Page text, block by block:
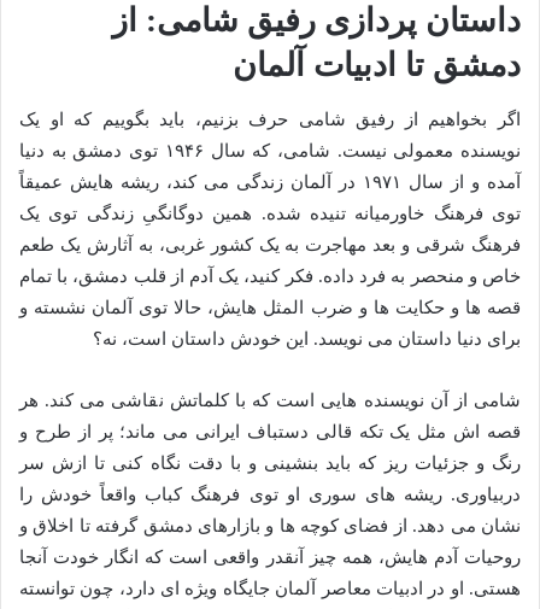
داستان پردازی رفیق شامی: از
دمشق تا ادبیات آلمان
اگر بخواهیم از رفیق شامی حرف بزنیم، باید بگوییم که او یک
نویسنده معمولی نیست. شامی، که سال ۱۹۴۶ توی دمشق به دنیا
آمده و از سال ۱۹۷۱ در آلمان زندگی می کند، ریشه هایش عمیقاً
توی فرهنگ خاورمیانه تنیده شده. همین دوگانگیِ زندگی توی یک
فرهنگ شرقی و بعد مهاجرت به یک کشور غربی، به آثارش یک طعم
خاص و منحصر به فرد داده. فکر کنید، یک آدم از قلب دمشق، با تمام
قصه ها و حکایت ها و ضرب المثل هایش، حالا توی آلمان نشسته و
برای دنیا داستان می نویسد. این خودش داستان است، نه؟
شامی از آن نویسنده هایی است که با کلماتش نقاشی می کند. هر
قصه اش مثل یک تکه قالی دستباف ایرانی می ماند؛ پر از طرح و
رنگ و جزئیات ریز که باید بنشینی و با دقت نگاه کنی تا ازش سر
دربیاوری. ریشه های سوری او توی فرهنگ کباب واقعاً خودش را
نشان می دهد. از فضای کوچه ها و بازارهای دمشق گرفته تا اخلاق و
روحیات آدم هایش، همه چیز آنقدر واقعی است که انگار خودت آنجا
هستی. او در ادبیات معاصر آلمان جایگاه ویژه ای دارد، چون توانسته